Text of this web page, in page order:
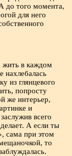
до того момента,
для него
жить в каждом
нахлебалась
из глянцевого
попросту
же интерьер,
и
всего
А если ты
сама при этом
то